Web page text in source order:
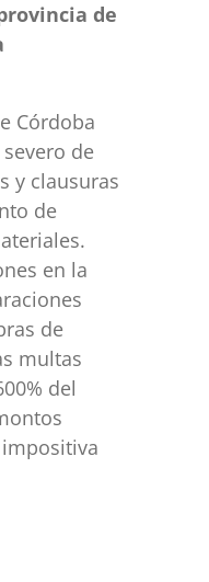
de
Córdoba
de
y clausuras
de
en la
de
multas
del